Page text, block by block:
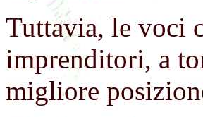
Tuttavia, le voci
imprenditori, a
migliore